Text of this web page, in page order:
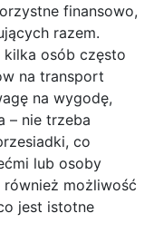
finansowo,
razem.
osób często
na transport
na wygodę,
– nie trzeba
co
lub osoby
również możliwość
jest istotne